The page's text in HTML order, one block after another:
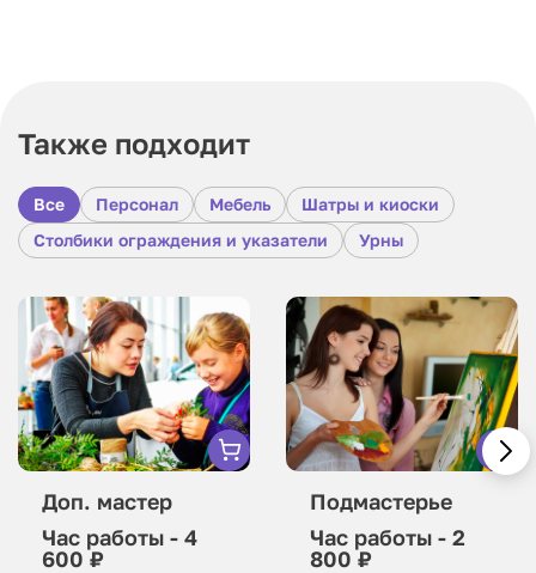
Также подходит
Все Персонал Мебель
Шатры и киоски
Столбики ограждения и указатели
Урны
Доп. мастер
Час работы - 4
600 ₽
Подмастерье
Час работы - 2
800 ₽